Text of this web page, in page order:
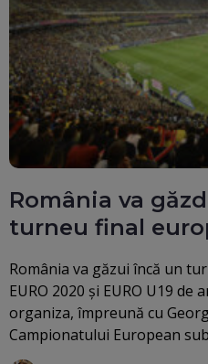
România va
turneu final
România va găzui încă un
EURO 2020 și EURO U19
organiza, împreună cu
Campionatului European